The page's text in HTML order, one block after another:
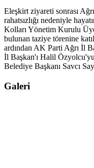
Eleşkirt ziyareti sonrası
rahatsızlığı nedeniyle
Kolları Yönetim Kurulu
bulunan taziye törenine
ardından AK Parti Ağrı İl
İl Başkan'ı Halil
Belediye Başkanı Savcı
Galeri